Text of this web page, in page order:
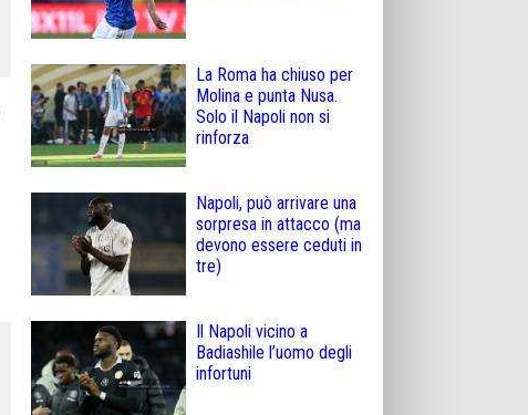
La Roma ha chiuso per
Molina e punta Nusa.
Solo il Napoli non si
rinforza
Napoli, può arrivare una
sorpresa in attacco (ma
devono essere ceduti in
tre)
Il Napoli vicino a
Badiashile l’uomo degli
infortuni